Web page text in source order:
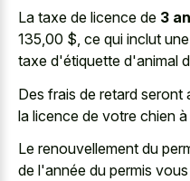
La taxe de licence de 3
135,00 $, ce qui inclut
taxe d'étiquette d'animal
Des frais de retard seront
la licence de votre chien à
Le renouvellement du
de l'année du permis